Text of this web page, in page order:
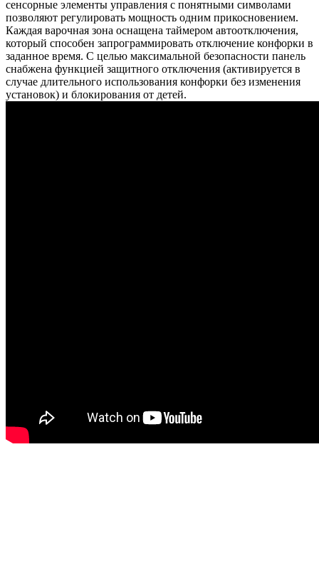
сенсорные элементы управления с понятными символами
позволяют регулировать мощность одним прикосновением.
Каждая варочная зона оснащена таймером автоотключения,
который способен запрограммировать отключение конфорки в
заданное время. С целью максимальной безопасности панель
снабжена функцией защитного отключения (активируется в
случае длительного использования конфорки без изменения
установок) и блокирования от детей.